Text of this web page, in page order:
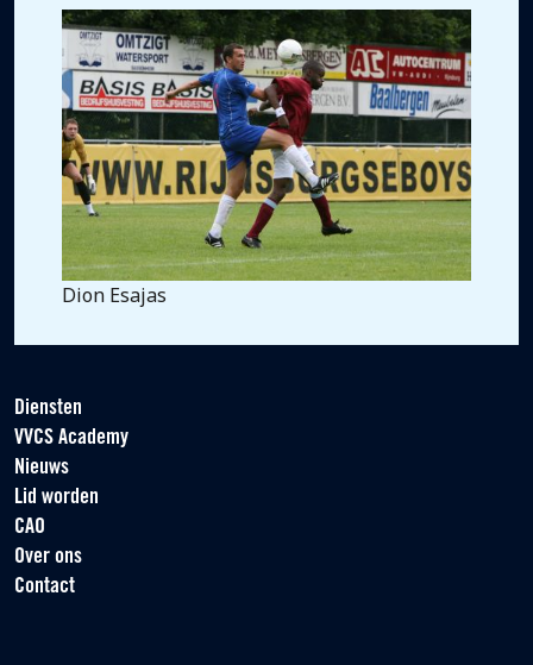
Dion Esajas
Diensten
VVCS Academy
Nieuws
Lid worden
CAO
Over ons
Contact